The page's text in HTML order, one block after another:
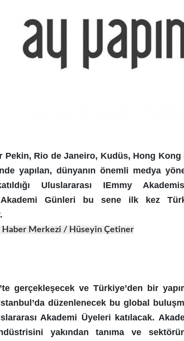
Pekin, Rio de Janeiro, Kudüs, Hong
yapılan, dünyanın önemli medya
Uluslararası IEmmy
Akademi Günleri bu sene ilk kez
Haber Merkezi / Hüseyin Çetiner
gerçekleşecek ve Türkiye’den bir
düzenlenecek bu global
Akademi Üyeleri katılacak.
yakından tanıma ve